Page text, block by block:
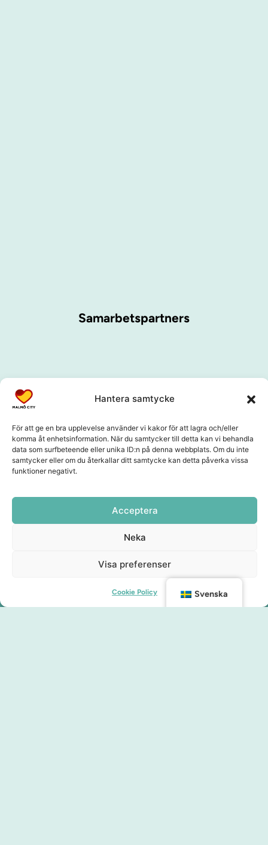
Hantera samtycke
För att ge en bra upplevelse använder vi kakor för att lagra och/eller
komma åt enhetsinformation. När du samtycker till detta kan vi behandla
data som surfbeteende eller unika ID:n på denna webbplats. Om du inte
samtycker eller om du återkallar ditt samtycke kan detta påverka vissa
funktioner negativt.
Acceptera
Neka
Visa preferenser
Cookie Policy
Samarbetspartners
Svenska